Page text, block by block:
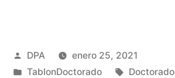
Publicado
por
DPA
enero 25, 2021
Publicado
TablonDoctorado Etiquetas:
Doctorado